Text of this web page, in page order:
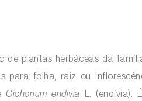
de plantas herbáceas da
para folha, raiz ou
Cichorium endivia
L. (endívia).